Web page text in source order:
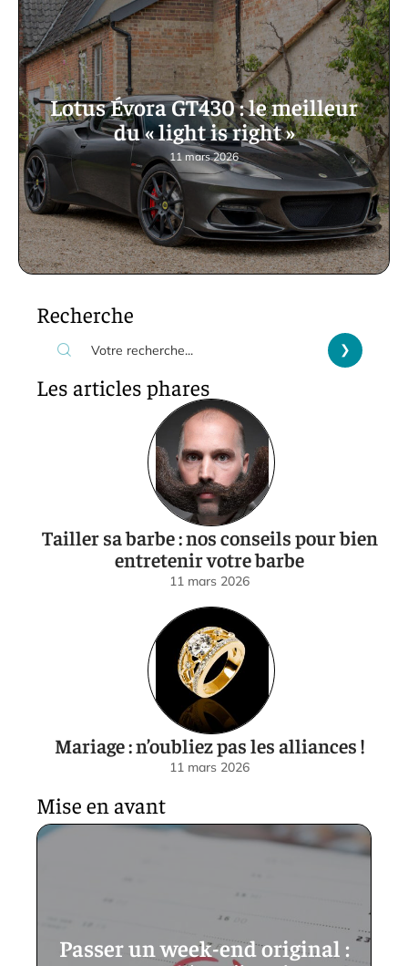
Lotus Évora GT430 : le meilleur
du « light is right »
11 mars 2026
Recherche
Les articles phares
Tailler sa barbe : nos conseils pour bien
entretenir votre barbe
11 mars 2026
Mariage : n’oubliez pas les alliances !
11 mars 2026
Mise en avant
Passer un week-end original :